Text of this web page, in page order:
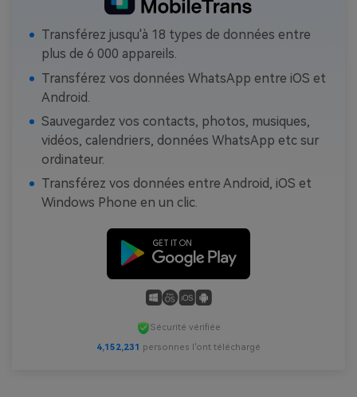
Transférez jusqu'à 18 types de données entre
plus de 6 000 appareils.
Transférez vos données WhatsApp entre iOS et
Android.
Sauvegardez vos contacts, photos, musiques,
vidéos, calendriers, données WhatsApp etc sur
ordinateur.
Transférez vos données entre Android, iOS et
Windows Phone en un clic.
Sécurité vérifiée
4,152,231
personnes l'ont téléchargé